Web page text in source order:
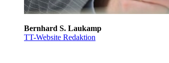
Bernhard S. Laukamp
TT-Website Redaktion